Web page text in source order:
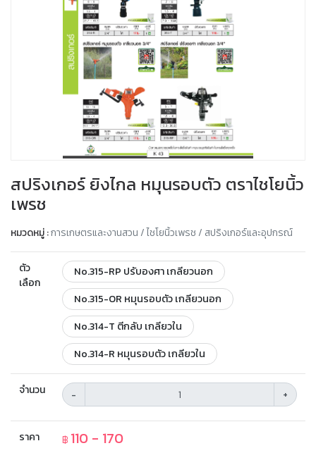
สปริงเกอร์ ยิงไกล หมุนรอบตัว ตราไชโยนิ้ว
เพรช
หมวดหมู่ :การเกษตรและงานสวน / ไชโยนิ้วเพรช / สปริงเกอร์และอุปกรณ์
ตัว
เลือก
No.315-RP ปรับองศา เกลียวนอก
No.315-OR หมุนรอบตัว เกลียวนอก
No.314-T ตีกลับ เกลียวใน
No.314-R หมุนรอบตัว เกลียวใน
จำนวน - +
ราคา ฿ 110 - 170